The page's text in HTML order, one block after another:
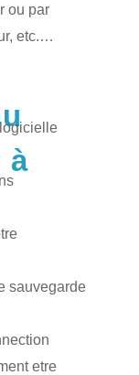
ou par
etc.…
à
sauvegarde
etre